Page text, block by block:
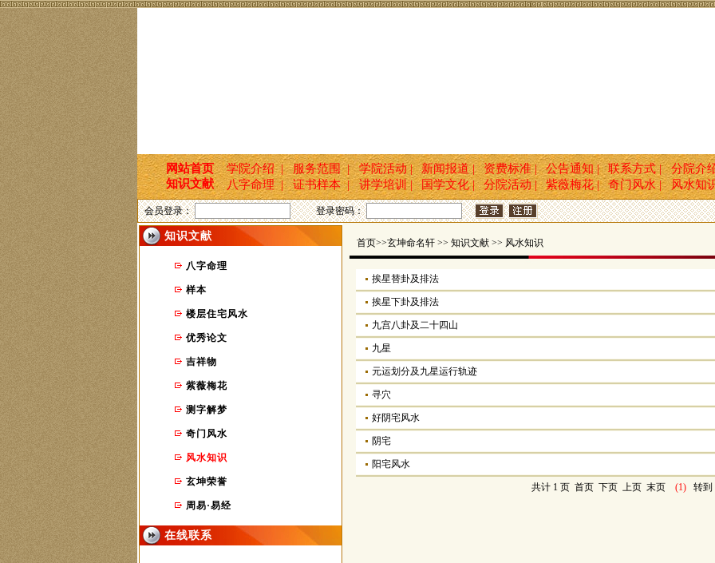
网站首页 学院介绍 | 服务范围 | 学院活动 | 新闻报道 | 资费标准 | 公告通知 | 联系方式 |
分院介
知识文献
八字命理 | 证书样本 | 讲学培训 | 国学文化 | 分院活动 | 紫薇梅花 | 奇门风水 | 风水知
会员登录： 登录密码：
知识文献
八字命理
样本
楼层住宅风水
优秀论文
吉祥物
紫薇梅花
测字解梦
奇门风水
风水知识
玄坤荣誉
周易·易经
在线联系
首页>>玄坤命名轩 >> 知识文献 >> 风水知识
挨星替卦及排法
挨星下卦及排法
九宫八卦及二十四山
九星
元运划分及九星运行轨迹
寻穴
好阴宅风水
阴宅
阳宅风水
共计 1 页 首页 下页 上页 末页 (1) 转到